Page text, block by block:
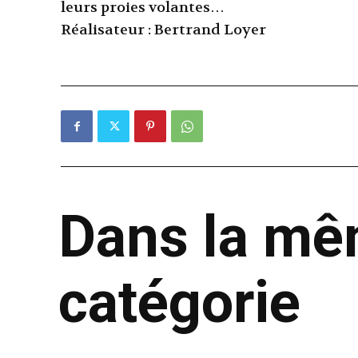
leurs proies volantes…
Réalisateur : Bertrand Loyer
Dans la
catégorie